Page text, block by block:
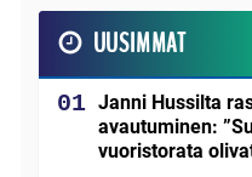
UUSIMMAT
Janni Hussilta
avautuminen:
vuoristorata